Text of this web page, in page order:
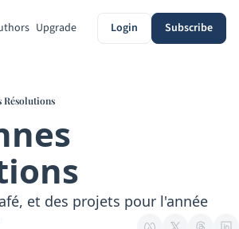
Upgrade Login Subscribe
Résolutions
et des projets pour l'année